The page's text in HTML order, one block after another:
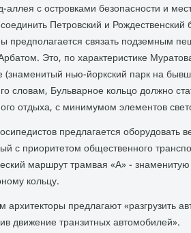
аллея с островками безопасности и
Петровский и Рождественский
предполагается связать подземным
Это, по характеристике
(знаменитый нью-йоркский парк на
словам, Бульварное кольцо должно
отдыха, с минимумом элементов
предлагается оборудовать
с приоритетом общественного
маршрут трамвая «А» -
кольцу.
архитекторы предлагают «разгрузить
движение транзитных автомобилей».